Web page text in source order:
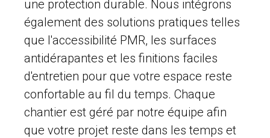
une protection durable. Nous intégrons
également des solutions pratiques telles
que l'accessibilité PMR, les surfaces
antidérapantes et les finitions faciles
d'entretien pour que votre espace reste
confortable au fil du temps. Chaque
chantier est géré par notre équipe afin
que votre projet reste dans les temps et